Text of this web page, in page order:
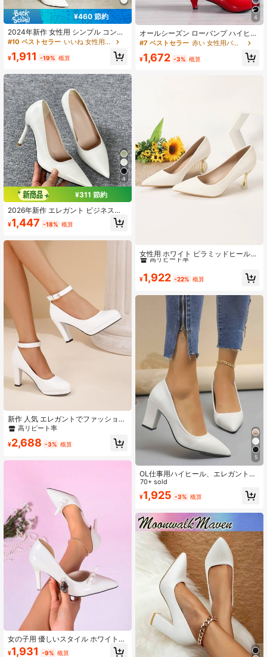
¥460 節約
2024年新作 女性用 シンプル コンフ
ォート スタイリッシュ フレンチシッ
テッドトゥ セクシー ローベンプ ラ
秋オールシーズン ミラー特許革 クラ
シック職場 ソーシャル 高品質 スト
リートウェア パンプス
#10 ベストセラー いいね 女性用パンプス
¥1,911 -19% 概算
4
¥311 節約
2026年新作 エレガント ビジネス通
勤向け 華やかなナイトクラブ向け 中
国風ウェディング セクシー 中国風フ
インテッドトゥ シャロウヴァンプ パ
ンプス ホリデー バケーション パー
ティー オフィス オールシーズン
¥1,447 -18% 概算
新作 人気 エレガントでファッショナ
ブル、快適で多用途な女性用ハイヒ
ラットフォームヒール
高リピート率
¥2,688 -3% 概算
女の子用 優しいスタイル ホワイト
ポインテッドトゥ ハイヒールパンプ
¥1,931 -9% 概算
4
オールシーズン ローバンプ ハイヒー
ル レディースパンプス プラスサイズ
スファッション ハイヒール スリッポ
#7 ベストセラー 赤い 女性用パンプス
¥1,672 -3% 概算
女性用 ホワイト ピラミッドヒール
パンプス、エレガントなポインテッ
ィレットヒール
高リピート率
#6 ベストセラー
高リピート率
#6 ベストセラー
高リピート率
#6 ベストセラー
高リピート率
¥1,922 -22% 概算
5
OL仕事用ハイヒール、エレガント、
レディースパンプス、エレガント
70+ sold
¥1,925 -3% 概算